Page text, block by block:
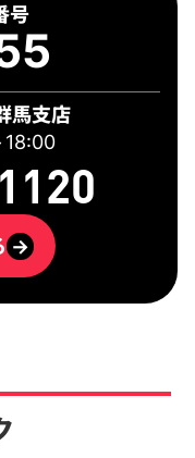
号
馬支店
18:00
→